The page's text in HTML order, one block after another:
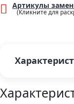
Артикулы